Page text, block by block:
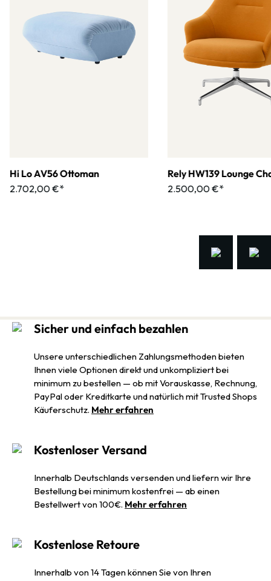
Hi Lo AV56 Ottoman
2.702,00 €*
Rely HW139 Lounge
2.500,00 €*
Sicher und einfach bezahlen
Unsere unterschiedlichen Zahlungsmethoden bieten
Ihnen viele Optionen direkt und unkompliziert bei
minimum zu bestellen — ob mit Vorauskasse, Rechnung,
PayPal oder Kreditkarte und natürlich mit Trusted Shops
Käuferschutz. Mehr erfahren
Kostenloser Versand
Innerhalb Deutschlands versenden und liefern wir Ihre
Bestellung bei minimum kostenfrei — ab einen
Bestellwert von 100€. Mehr erfahren
Kostenlose Retoure
Innerhalb von 14 Tagen können Sie von Ihren